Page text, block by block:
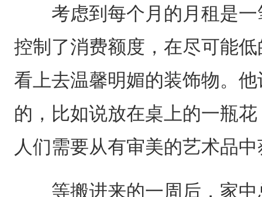
考虑到每个月的月租是一
控制了消费额度，在尽可能
看上去温馨明媚的装饰物。
的，比如说放在桌上的一瓶
人们需要从有审美的艺术品
等搬进来的一周后，家中